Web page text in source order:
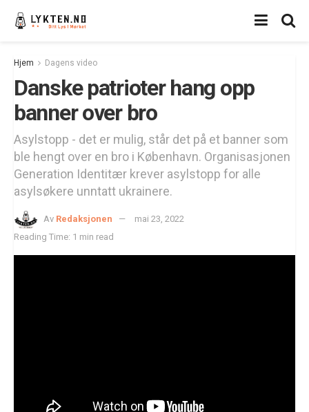
Hjem Dagens video
Danske patrioter hang opp
banner over bro
Asylstopp - det er mulig, står det på et banner som
ble hengt over en bro i København. Organisasjonen
Generation Identitær krever asylstopp for alle
asylsøkere unntatt ukrainere.
Av Redaksjonen
mai 23, 2022
Reading Time: 1 min read